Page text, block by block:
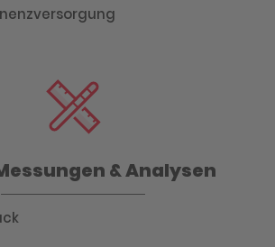
& Analysen